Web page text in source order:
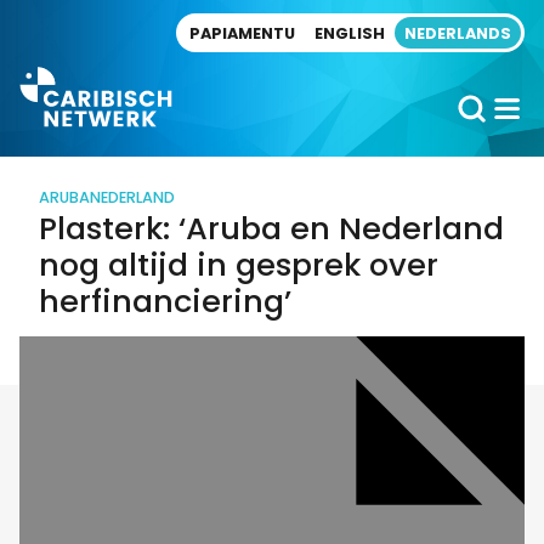
PAPIAMENTU ENGLISH NEDERLANDS
ARUBANEDERLAND
Plasterk: ‘Aruba en Nederland
nog altijd in gesprek over
herfinanciering’